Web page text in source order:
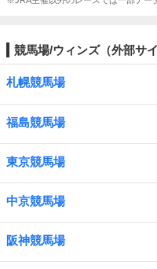
競馬場/ウィンズ（外部サイ
札幌競馬場
福島競馬場
東京競馬場
中京競馬場
阪神競馬場